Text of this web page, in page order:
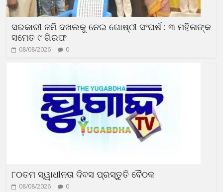
ସରକାରୀ ଜମି ଦଖଲକୁ ନେଇ ଗୋଷ୍ଠୀ ସଂଘର୍ଷ : ୩ ମହିଳାଙ୍କ
ସମେତ ୯ ଗିରଫ
08/08/2026 0
୮୦ତମ ସ୍ୱାଧୀନତା ଦିବସ ପ୍ରସ୍ତୁତି ବୈଠକ
08/08/2026 0